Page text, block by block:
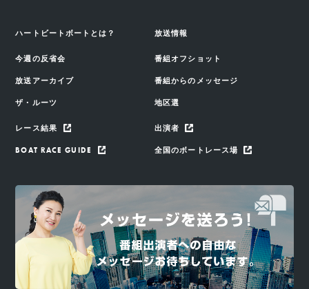
ハートビートボートとは？ 放送情報
今週の反省会 番組オフショット
放送アーカイブ 番組からのメッセージ
ザ・ルーツ 地区選
レース結果 出演者
BOAT RACE GUIDE 全国のボートレース場